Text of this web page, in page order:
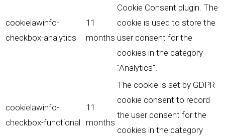
cookielawinfo-
checkbox-analytics
11
months
Cookie Consent plugin. The
cookie is used to store the
user consent for the
cookies in the category
"Analytics".
cookielawinfo-
checkbox-functional
11
months
The cookie is set by GDPR
cookie consent to record
the user consent for the
cookies in the category